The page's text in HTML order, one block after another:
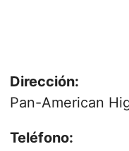
Dirección:
Pan-American
Teléfono: